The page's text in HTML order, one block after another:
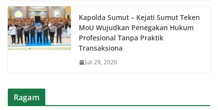
Kapolda Sumut – Kejati Sumut Teken
MoU Wujudkan Penegakan Hukum
Profesional Tanpa Praktik
Transaksiona
Juli 29, 2026
Ragam